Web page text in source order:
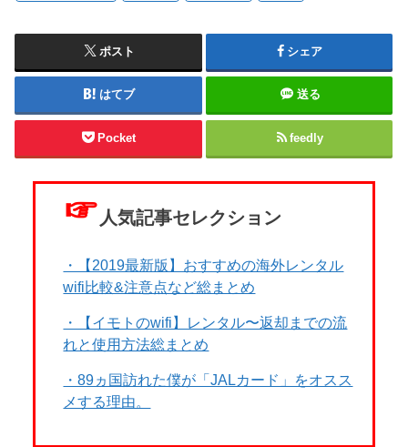
ポスト シェア
はてブ 送る
Pocket feedly
☞ 人気記事セレクション
・【2019最新版】おすすめの海外レンタル
wifi比較&注意点など総まとめ
・【イモトのwifi】レンタル〜返却までの流
れと使用方法総まとめ
・89ヵ国訪れた僕が「JALカード」をオスス
メする理由。